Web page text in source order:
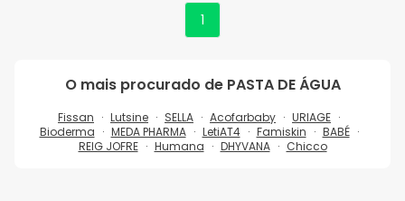
1
O mais procurado de PASTA DE ÁGUA
Fissan Lutsine SELLA Acofarbaby
URIAGE
Bioderma
MEDA PHARMA LetiAT4 Famiskin
BABÉ
REIG JOFRE
Humana DHYVANA Chicco